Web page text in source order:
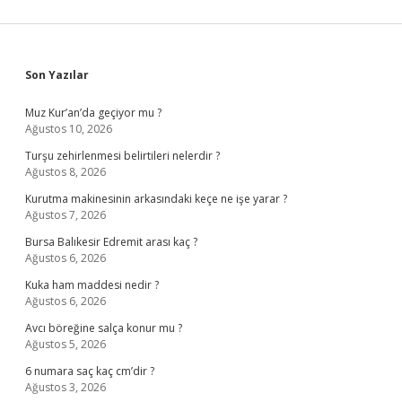
Sidebar
Son Yazılar
Muz Kur’an’da geçiyor mu ?
Ağustos 10, 2026
Turşu zehirlenmesi belirtileri nelerdir ?
Ağustos 8, 2026
Kurutma makinesinin arkasındaki keçe ne işe yarar ?
Ağustos 7, 2026
Bursa Balıkesir Edremit arası kaç ?
Ağustos 6, 2026
Kuka ham maddesi nedir ?
Ağustos 6, 2026
Avcı böreğine salça konur mu ?
Ağustos 5, 2026
6 numara saç kaç cm’dir ?
Ağustos 3, 2026